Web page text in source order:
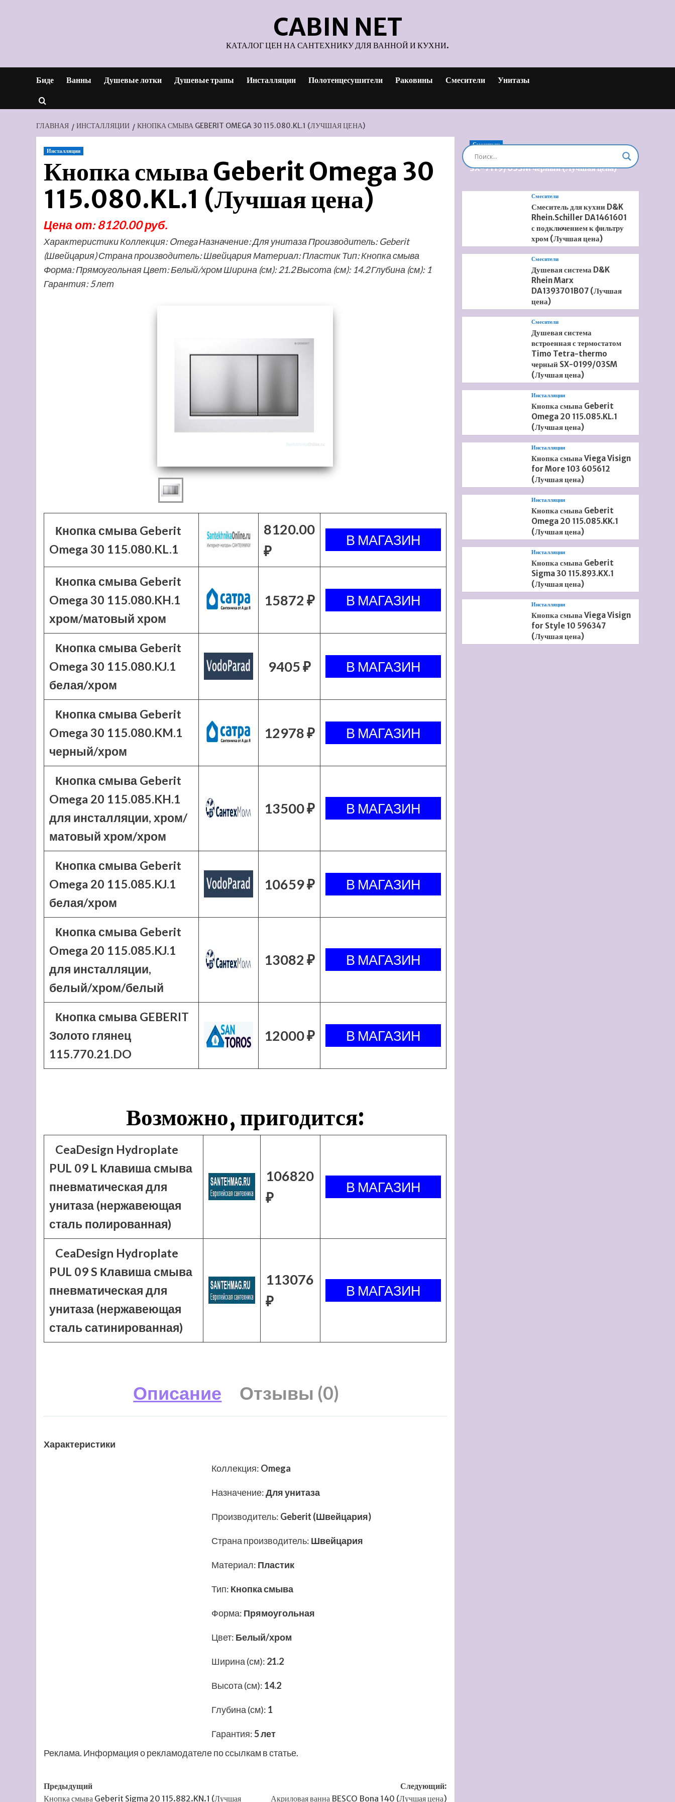
CABIN NET
КАТАЛОГ ЦЕН НА САНТЕХНИКУ ДЛЯ ВАННОЙ И КУХНИ.
Биде Ванны Душевые лотки Душевые трапы Инсталляции Полотенцесушители Раковины Смесители Унитазы
ГЛАВНАЯ ИНСТАЛЛЯЦИИ КНОПКА СМЫВА GEBERIT OMEGA 30 115.080.KL.1 (ЛУЧШАЯ ЦЕНА)
Инсталляции
Кнопка смыва Geberit Omega 30
115.080.KL.1 (Лучшая цена)
Цена от: 8120.00 руб.
Характеристики Коллекция: Omega Назначение: Для унитаза Производитель: Geberit
(Швейцария) Страна производитель: Швейцария Материал: Пластик Тип: Кнопка смыва
Форма: Прямоугольная Цвет: Белый/хром Ширина (см): 21.2 Высота (см): 14.2 Глубина (см): 1
Гарантия: 5 лет
Кнопка смыва Geberit
Omega 30 115.080.KL.1
8120.00
₽
Кнопка смыва Geberit
Omega 30 115.080.KH.1
хром/матовый хром
15872 ₽
Кнопка смыва Geberit
Omega 30 115.080.KJ.1
белая/хром
9405 ₽
Кнопка смыва Geberit
Omega 30 115.080.KM.1
черный/хром
12978 ₽
Кнопка смыва Geberit
Omega 20 115.085.KH.1
для инсталляции, хром/
матовый хром/хром
13500 ₽
Кнопка смыва Geberit
Omega 20 115.085.KJ.1
белая/хром
10659 ₽
Кнопка смыва Geberit
Omega 20 115.085.KJ.1
для инсталляции,
белый/хром/белый
13082 ₽
Кнопка смыва GEBERIT
Золото глянец
115.770.21.DO
12000 ₽
Возможно, пригодится:
CeaDesign Hydroplate
PUL 09 L Клавиша смыва
пневматическая для
унитаза (нержавеющая
сталь полированная)
106820
₽
CeaDesign Hydroplate
PUL 09 S Клавиша смыва
пневматическая для
унитаза (нержавеющая
сталь сатинированная)
113076
₽
Описание Отзывы (0)
Характеристики
Коллекция: Omega
Назначение:Для унитаза
Производитель: Geberit (Швейцария)
Страна производитель: Швейцария
Материал: Пластик
Тип: Кнопка смыва
Форма: Прямоугольная
Цвет: Белый/хром
Ширина (см): 21.2
Высота (см): 14.2
Глубина (см): 1
Гарантия:5 лет
Реклама. Информация о рекламодателе по ссылкам в статье.
Навигация
Предыдущий
Кнопка смыва Geberit Sigma 20 115.882.KN.1 (Лучшая
Следующий:
Акриловая ванна BESCO Bona 140 (Лучшая цена)
Смесители
Душевая система встроенная Timo Briana
SX-7119/03SM черный (Лучшая цена)
Смесители
Смеситель для кухни D&K
Rhein.Schiller DA1461601
с подключением к фильтру
хром (Лучшая цена)
Смесители
Душевая система D&K
Rhein Marx
DA1393701B07 (Лучшая
цена)
Смесители
Душевая система
встроенная с термостатом
Timo Tetra-thermo
черный SX-0199/03SM
(Лучшая цена)
Инсталляции
Кнопка смыва Geberit
Omega 20 115.085.KL.1
(Лучшая цена)
Инсталляции
Кнопка смыва Viega Visign
for More 103 605612
(Лучшая цена)
Инсталляции
Кнопка смыва Geberit
Omega 20 115.085.KK.1
(Лучшая цена)
Инсталляции
Кнопка смыва Geberit
Sigma 30 115.893.KX.1
(Лучшая цена)
Инсталляции
Кнопка смыва Viega Visign
for Style 10 596347
(Лучшая цена)